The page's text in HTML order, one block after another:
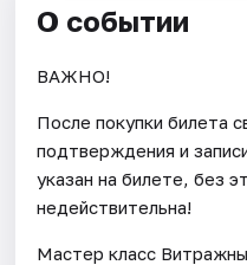
О событии
ВАЖНО!
После покупки билета
подтверждения и
указан на билете, без
недействительна!
Мастер класс